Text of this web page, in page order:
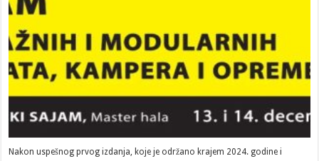
Nakon uspešnog prvog izdanja, koje je održano krajem 2024. godine i